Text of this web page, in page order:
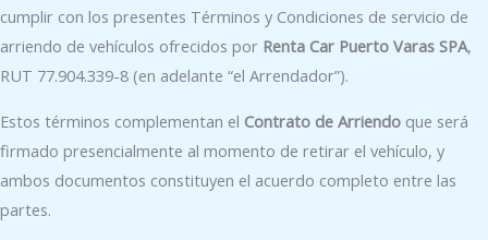
cumplir con los presentes Términos y Condiciones de servicio de
arriendo de vehículos ofrecidos por Renta Car Puerto Varas SPA,
RUT 77.904.339-8 (en adelante “el Arrendador”).
Estos términos complementan el Contrato de Arriendo que será
firmado presencialmente al momento de retirar el vehículo, y
ambos documentos constituyen el acuerdo completo entre las
partes.